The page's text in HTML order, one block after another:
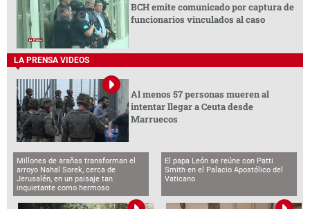
BCH emite comunicado por captura de
funcionarios vinculados al caso
LA PRENSA VIDEOS
Al menos 57 personas mueren al
intentar llegar a Ceuta desde
Marruecos
Millones de arañas transforman el
arroyo Nahal Sorek, cerca de
Jerusalén, en un paisaje tan
inquietante como hermoso
El papa León se reúne con Patti
Smith en el Palacio Apostólico del
Vaticano